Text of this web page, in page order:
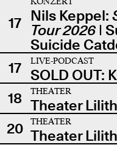
17 Nils Keppel:
Tour 2026|
Suicide
17
LIVE-PODCAST
SOLD OUT:
18
THEATER
Theater
20
THEATER
Theater